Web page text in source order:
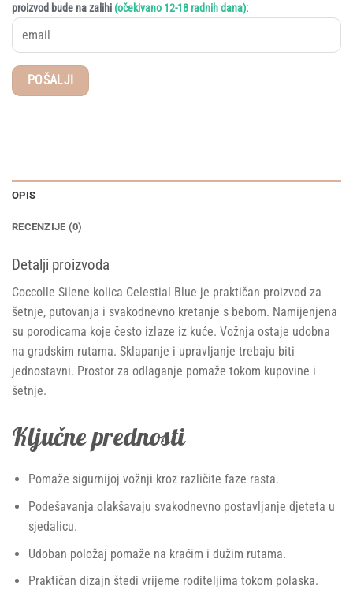
proizvod bude na zalihi (očekivano 12-18 radnih dana):
OPIS
RECENZIJE (0)
Detalji proizvoda
Coccolle Silene kolica Celestial Blue je praktičan proizvod za
šetnje, putovanja i svakodnevno kretanje s bebom. Namijenjena
su porodicama koje često izlaze iz kuće. Vožnja ostaje udobna
na gradskim rutama. Sklapanje i upravljanje trebaju biti
jednostavni. Prostor za odlaganje pomaže tokom kupovine i
šetnje.
Ključne prednosti
Pomaže sigurnijoj vožnji kroz različite faze rasta.
Podešavanja olakšavaju svakodnevno postavljanje djeteta u
sjedalicu.
Udoban položaj pomaže na kraćim i dužim rutama.
Praktičan dizajn štedi vrijeme roditeljima tokom polaska.